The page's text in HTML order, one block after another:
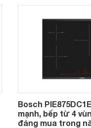
gia đình.
Bosch
mạnh, bếp từ 4
đáng mua trong